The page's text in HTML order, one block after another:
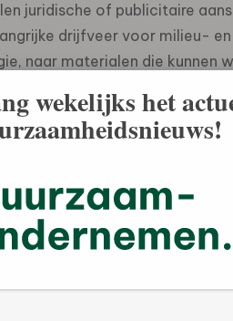
juridische of publicitaire
drijfveer voor milieu- en
naar materialen die kunnen
er alleen maar door toe.
blijven zorgen.
product- en marktinnovatie
ander voorbeeld is Super de
En dat in een markt
toekomst wordt.
wekelijks het